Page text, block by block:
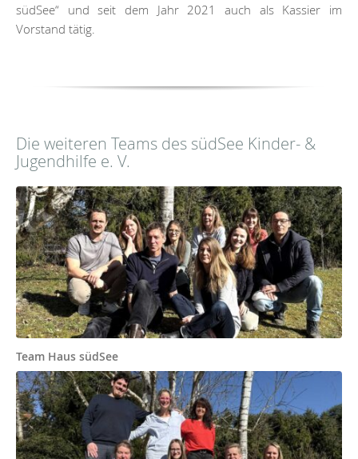
südSee“ und seit dem Jahr 2021 auch als Kassier im
Vorstand tätig.
Die weiteren Teams des südSee Kinder- &
Jugendhilfe e. V.
Team Haus südSee